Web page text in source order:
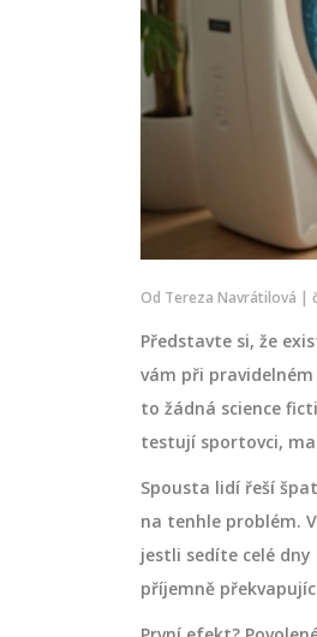
Od Tereza Navrátilová |
Představte si, že
vám při
to žádná science
testují sportovci,
Spousta lidí řeší
na tenhle problém.
jestli sedíte celé
příjemně